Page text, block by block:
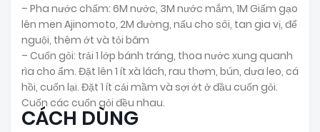
– Pha nước chấm: 6M nước, 3M nước mắm, 1M Giấm gạo
lên men Ajinomoto, 2M đường, nấu cho sôi, tan gia vị, để
nguội, thêm ớt và tỏi băm
– Cuốn gỏi: trải 1 lớp bánh tráng, thoa nước xung quanh
rìa cho ẩm. Đặt lên 1 ít xà lách, rau thơm, bún, dưa leo, cá
hồi, cuốn lại. Đặt 1 ít cải mầm và sợi ớt ở đầu cuốn gỏi.
Cuốn các cuốn gỏi đều nhau.
CÁCH DÙNG